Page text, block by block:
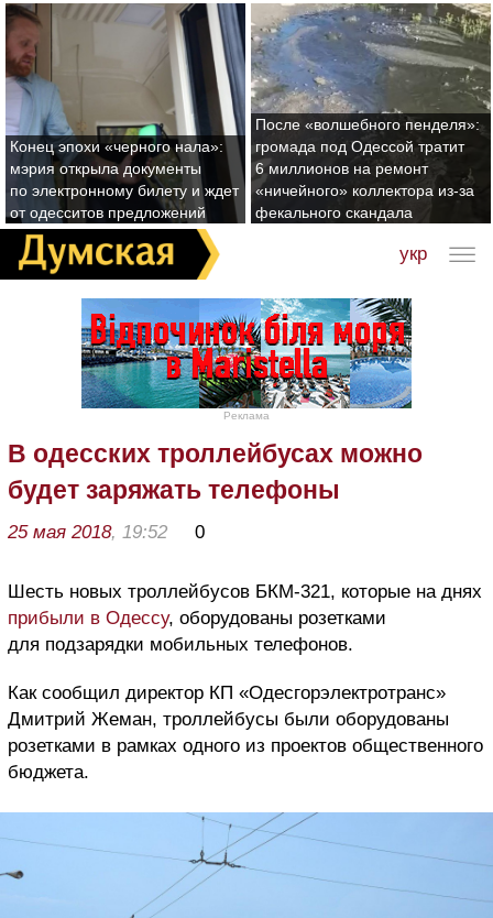
Конец эпохи «черного нала»:
мэрия открыла документы
по электронному билету и ждет
от одесситов предложений
После «волшебного пенделя»:
громада под Одессой тратит
6 миллионов на ремонт
«ничейного» коллектора из-за
фекального скандала
укр
Реклама
В одесских троллейбусах можно
будет заряжать телефоны
25 мая 2018, 19:52 0
Шесть новых троллейбусов БКМ-321, которые на днях
прибыли в Одессу, оборудованы розетками
для подзарядки мобильных телефонов.
Как сообщил директор КП «Одесгорэлектротранс»
Дмитрий Жеман, троллейбусы были оборудованы
розетками в рамках одного из проектов общественного
бюджета.